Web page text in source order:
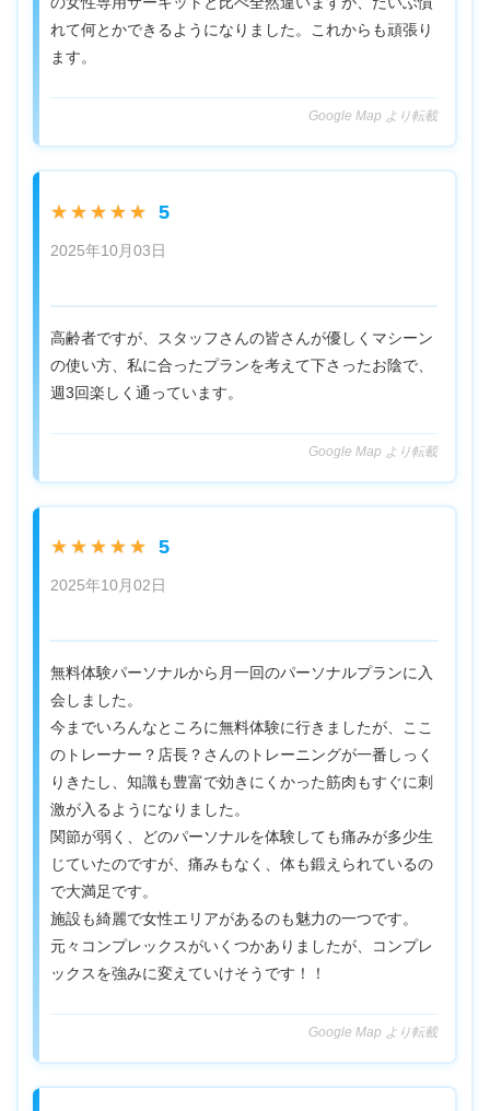
れて何とかできるようになりました。これからも頑張り
ます。
Google Map より転載
★★★★★ 5
2025年10月03日
高齢者ですが、スタッフさんの皆さんが優しくマシーン
の使い方、私に合ったプランを考えて下さったお陰で、
週3回楽しく通っています。
Google Map より転載
★★★★★ 5
2025年10月02日
無料体験パーソナルから月一回のパーソナルプランに入
会しました。
今までいろんなところに無料体験に行きましたが、ここ
のトレーナー？店長？さんのトレーニングが一番しっく
りきたし、知識も豊富で効きにくかった筋肉もすぐに刺
激が入るようになりました。
関節が弱く、どのパーソナルを体験しても痛みが多少生
じていたのですが、痛みもなく、体も鍛えられているの
で大満足です。
施設も綺麗で女性エリアがあるのも魅力の一つです。
元々コンプレックスがいくつかありましたが、コンプレ
ックスを強みに変えていけそうです！！
Google Map より転載